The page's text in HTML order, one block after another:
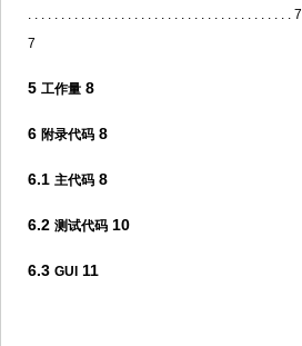
. . . . . . . . . . . . . . . . . . . . . . . . . . . . . . . . . . . . . . . . 7
7
5 工作量 8
6 附录代码 8
6.1 主代码 8
6.2 测试代码 10
6.3 GUI 11